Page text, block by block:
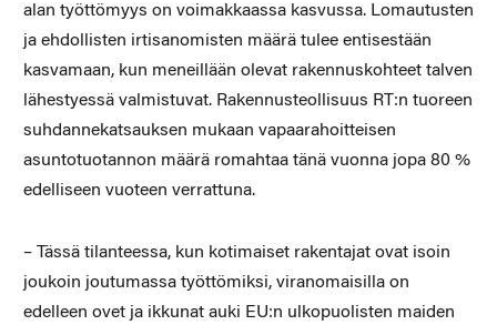
alan työttömyys on voimakkaassa kasvussa. Lomautusten
ja ehdollisten irtisanomisten määrä tulee entisestään
kasvamaan, kun meneillään olevat rakennuskohteet talven
lähestyessä valmistuvat. Rakennusteollisuus RT:n tuoreen
suhdannekatsauksen mukaan vapaarahoitteisen
asuntotuotannon määrä romahtaa tänä vuonna jopa 80 %
edelliseen vuoteen verrattuna.
– Tässä tilanteessa, kun kotimaiset rakentajat ovat isoin
joukoin joutumassa työttömiksi, viranomaisilla on
edelleen ovet ja ikkunat auki EU:n ulkopuolisten maiden